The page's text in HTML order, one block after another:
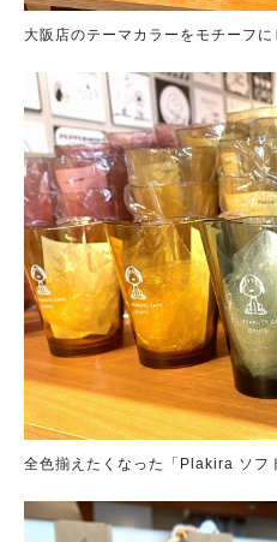
大阪店のテーマカラーをモチーフ
全色揃えたくなった「Plakira ソフ